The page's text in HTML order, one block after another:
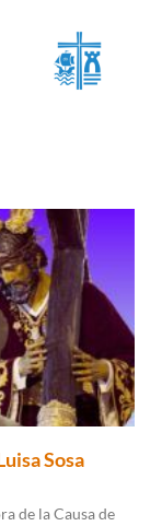
Sosa
de la Causa de